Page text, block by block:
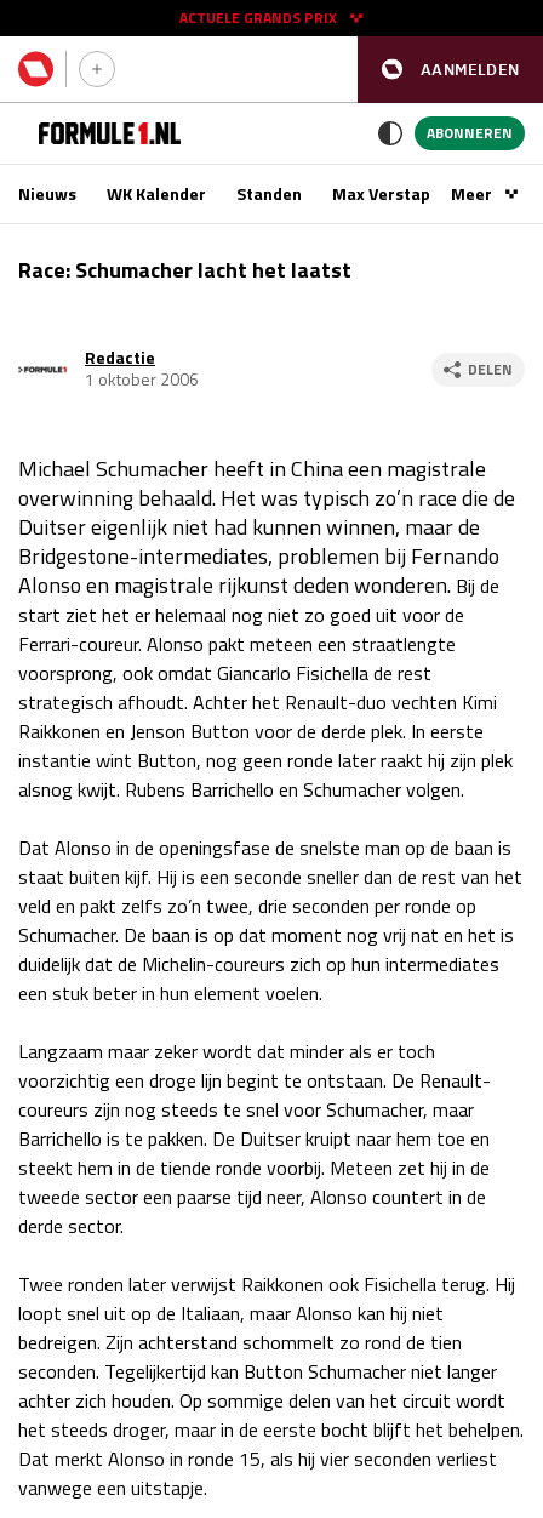
AANMELDEN
ACTUELE GRANDS PRIX
11 - 13 sep
Race
Kwalificatie
vr 14:00 - 15:00
Race
za 13:00 - 15:00
GP SINGAPORE 2026 09 - 11 okt
Kwalificatie
za 15:00 - 16:00
Race
zo 14:00 - 16:00
GP VERENIGDE STATEN 2026 23 - 25 okt
Kwalificatie
za 23:00 - 00:00
GP MEXICO 2026 30 okt - 01 nov
Kwalificatie
za 22:00 - 23:00
Race
zo 21:00 - 23:00
GP SÃO PAULO 2026 06 - 08 nov
Kwalificatie
za 19:00 - 20:00
Race
zo 18:00 - 20:00
LAS VEGAS GRAND PRIX 2026 20 - 22 nov
Kwalificatie
za 05:00 - 06:00
Race
zo 05:00 - 07:00
GP QATAR 2026 27 - 29 nov
Kwalificatie
za 19:00 - 20:00
Race
GP ABU DHABI 2026 04 - 06 dec
Race
zo 14:00 - 16:00
ABONNEREN
Nieuws WK Kalender Standen Max VerstappenMeer
Race: Schumacher lacht het laatst
Redactie
1 oktober 2006
DELEN
Michael Schumacher heeft in China een magistrale
overwinning behaald. Het was typisch zo’n race die de
Duitser eigenlijk niet had kunnen winnen, maar de
Bridgestone-intermediates, problemen bij Fernando
Alonso en magistrale rijkunst deden wonderen. Bij de
start ziet het er helemaal nog niet zo goed uit voor de
Ferrari-coureur. Alonso pakt meteen een straatlengte
voorsprong, ook omdat Giancarlo Fisichella de rest
strategisch afhoudt. Achter het Renault-duo vechten Kimi
Raikkonen en Jenson Button voor de derde plek. In eerste
instantie wint Button, nog geen ronde later raakt hij zijn plek
alsnog kwijt. Rubens Barrichello en Schumacher volgen.
Dat Alonso in de openingsfase de snelste man op de baan is
staat buiten kijf. Hij is een seconde sneller dan de rest van het
veld en pakt zelfs zo’n twee, drie seconden per ronde op
Schumacher. De baan is op dat moment nog vrij nat en het is
duidelijk dat de Michelin-coureurs zich op hun intermediates
een stuk beter in hun element voelen.
Langzaam maar zeker wordt dat minder als er toch
voorzichtig een droge lijn begint te ontstaan. De Renault-
coureurs zijn nog steeds te snel voor Schumacher, maar
Barrichello is te pakken. De Duitser kruipt naar hem toe en
steekt hem in de tiende ronde voorbij. Meteen zet hij in de
tweede sector een paarse tijd neer, Alonso countert in de
derde sector.
Twee ronden later verwijst Raikkonen ook Fisichella terug. Hij
loopt snel uit op de Italiaan, maar Alonso kan hij niet
bedreigen. Zijn achterstand schommelt zo rond de tien
seconden. Tegelijkertijd kan Button Schumacher niet langer
achter zich houden. Op sommige delen van het circuit wordt
het steeds droger, maar in de eerste bocht blijft het behelpen.
Dat merkt Alonso in ronde 15, als hij vier seconden verliest
vanwege een uitstapje.